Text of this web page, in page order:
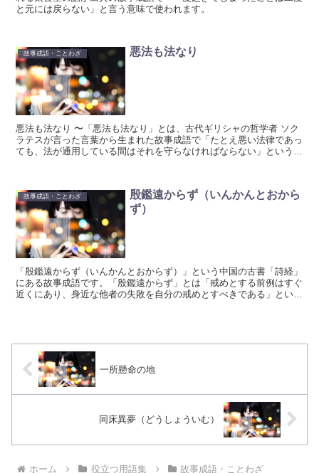
と元には戻らない」と言う意味で使われます。
故事成語・ことわざ 悪法も法なり
悪法も法なり 〜「悪法も法なり」とは、古代ギリシャの哲学者 ソク
ラテスが言った言葉から生まれた故事成語で「たとえ悪い法律であっ
ても、法が通用している間はそれを守らなければならない」という意
故事成語・ことわざ
殷鑑遠からず（いんかんとおから
ず）
「殷鑑遠からず（いんかんとおからず）」という中国の古書「詩経」
にある故事成語です。「殷鑑遠からず」とは「戒めとする前例はすぐ
近くにあり、身近な他者の失敗を自分の戒めとすべきである」という
一所懸命の地
同床異夢（どうしょういむ）
ホーム 役立つ用語集 故事成語・ことわざ